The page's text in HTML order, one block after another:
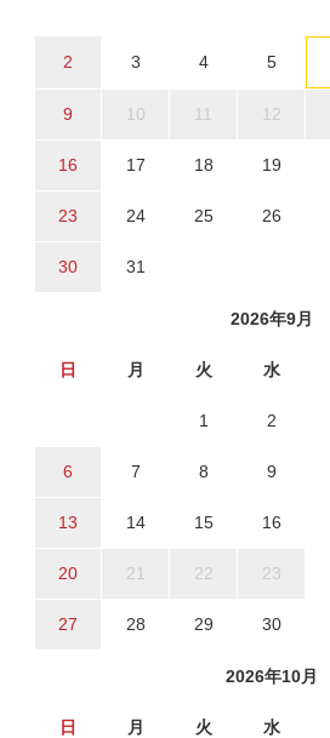
2 3 4 5
9 10 11 12
16 17 18 19
23 24 25 26
30 31
2026年9月
日 月 火 水
1 2
6 7 8 9
13 14 15 16
20 21 22 23
27 28 29 30
2026年10月
日 月 火 水